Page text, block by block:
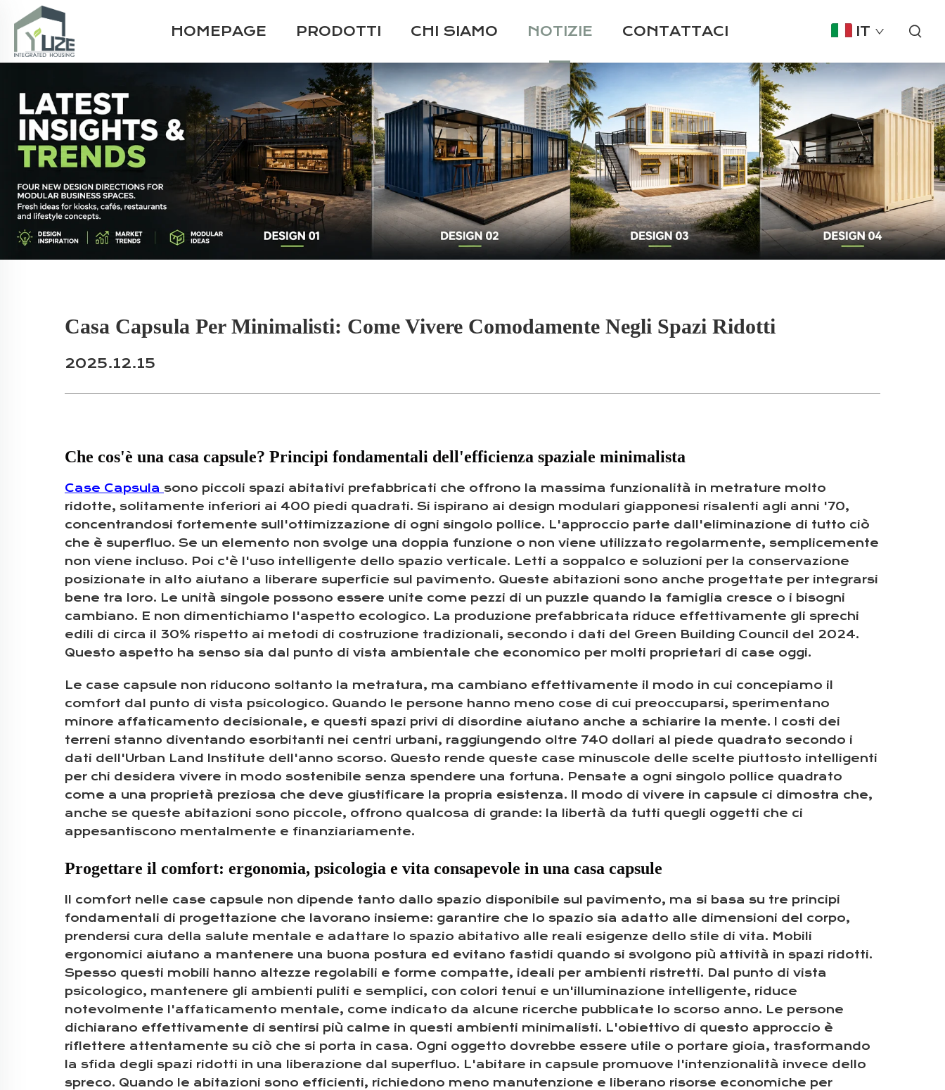
HOMEPAGE PRODOTTI CHI SIAMO NOTIZIE CONTATTACI IT
Casa Capsula Per Minimalisti: Come Vivere Comodamente Negli Spazi Ridotti
2025.12.15
Che cos'è una casa capsule? Principi fondamentali dell'efficienza spaziale minimalista
Case Capsula sono piccoli spazi abitativi prefabbricati che offrono la massima funzionalità in metrature molto
ridotte, solitamente inferiori ai 400 piedi quadrati. Si ispirano ai design modulari giapponesi risalenti agli anni '70,
concentrandosi fortemente sull'ottimizzazione di ogni singolo pollice. L'approccio parte dall'eliminazione di tutto ciò
che è superfluo. Se un elemento non svolge una doppia funzione o non viene utilizzato regolarmente, semplicemente
non viene incluso. Poi c'è l'uso intelligente dello spazio verticale. Letti a soppalco e soluzioni per la conservazione
posizionate in alto aiutano a liberare superficie sul pavimento. Queste abitazioni sono anche progettate per integrarsi
bene tra loro. Le unità singole possono essere unite come pezzi di un puzzle quando la famiglia cresce o i bisogni
cambiano. E non dimentichiamo l'aspetto ecologico. La produzione prefabbricata riduce effettivamente gli sprechi
edili di circa il 30% rispetto ai metodi di costruzione tradizionali, secondo i dati del Green Building Council del 2024.
Questo aspetto ha senso sia dal punto di vista ambientale che economico per molti proprietari di case oggi.
Le case capsule non riducono soltanto la metratura, ma cambiano effettivamente il modo in cui concepiamo il
comfort dal punto di vista psicologico. Quando le persone hanno meno cose di cui preoccuparsi, sperimentano
minore affaticamento decisionale, e questi spazi privi di disordine aiutano anche a schiarire la mente. I costi dei
terreni stanno diventando esorbitanti nei centri urbani, raggiungendo oltre 740 dollari al piede quadrato secondo i
dati dell'Urban Land Institute dell'anno scorso. Questo rende queste case minuscole delle scelte piuttosto intelligenti
per chi desidera vivere in modo sostenibile senza spendere una fortuna. Pensate a ogni singolo pollice quadrato
come a una proprietà preziosa che deve giustificare la propria esistenza. Il modo di vivere in capsule ci dimostra che,
anche se queste abitazioni sono piccole, offrono qualcosa di grande: la libertà da tutti quegli oggetti che ci
appesantiscono mentalmente e finanziariamente.
Progettare il comfort: ergonomia, psicologia e vita consapevole in una casa capsule
Il comfort nelle case capsule non dipende tanto dallo spazio disponibile sul pavimento, ma si basa su tre principi
fondamentali di progettazione che lavorano insieme: garantire che lo spazio sia adatto alle dimensioni del corpo,
prendersi cura della salute mentale e adattare lo spazio abitativo alle reali esigenze dello stile di vita. Mobili
ergonomici aiutano a mantenere una buona postura ed evitano fastidi quando si svolgono più attività in spazi ridotti.
Spesso questi mobili hanno altezze regolabili e forme compatte, ideali per ambienti ristretti. Dal punto di vista
psicologico, mantenere gli ambienti puliti e semplici, con colori tenui e un'illuminazione intelligente, riduce
notevolmente l'affaticamento mentale, come indicato da alcune ricerche pubblicate lo scorso anno. Le persone
dichiarano effettivamente di sentirsi più calme in questi ambienti minimalisti. L'obiettivo di questo approccio è
riflettere attentamente su ciò che si porta in casa. Ogni oggetto dovrebbe essere utile o portare gioia, trasformando
la sfida degli spazi ridotti in una liberazione dal superfluo. L'abitare in capsule promuove l'intenzionalità invece dello
spreco. Quando le abitazioni sono efficienti, richiedono meno manutenzione e liberano risorse economiche per